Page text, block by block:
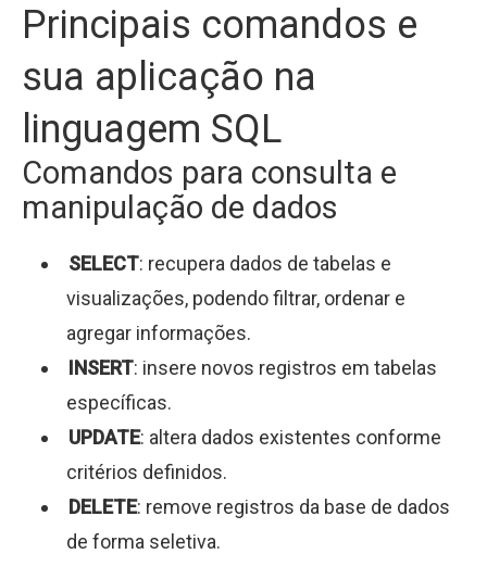
Principais comandos e
sua aplicação na
linguagem SQL
Comandos para consulta e
manipulação de dados
SELECT: recupera dados de tabelas e
visualizações, podendo filtrar, ordenar e
agregar informações.
INSERT: insere novos registros em tabelas
específicas.
UPDATE: altera dados existentes conforme
critérios definidos.
DELETE: remove registros da base de dados
de forma seletiva.